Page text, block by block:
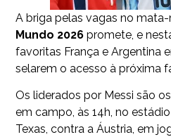
A briga pelas vagas no
Mundo 2026 promete, e
favoritas França e Argentina
selarem o acesso à próxima
Os liderados por Messi são
em campo, às 14h, no
Texas, contra a Áustria, em